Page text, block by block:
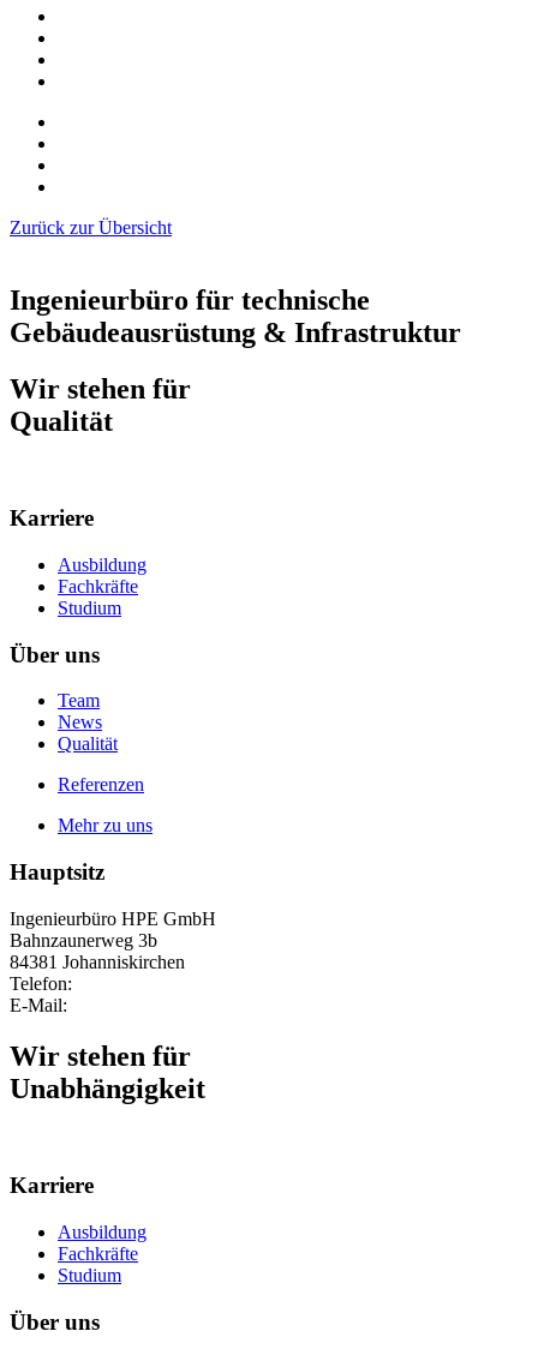
Zurück zur Übersicht
Ingenieurbüro für technische
Gebäudeausrüstung & Infrastruktur
Wir stehen für
Qualität
Karriere
Ausbildung
Fachkräfte
Studium
Über uns
Team
News
Qualität
Referenzen
Mehr zu uns
Hauptsitz
Ingenieurbüro HPE GmbH
Bahnzaunerweg 3b
84381 Johanniskirchen
Telefon:
E-Mail:
Wir stehen für
Unabhängigkeit
Karriere
Ausbildung
Fachkräfte
Studium
Über uns